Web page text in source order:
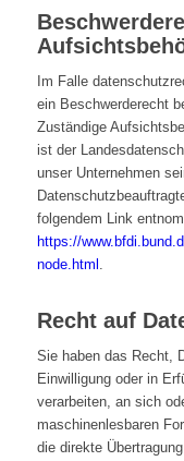
Im Falle
ein Beschwerderecht
Zuständige
ist der
unser Unternehmen
folgendem Link
https://
node.html
Recht auf
Sie haben das Recht,
Einwilligung oder in
verarbeiten, an sich
maschinenlesbaren
die direkte